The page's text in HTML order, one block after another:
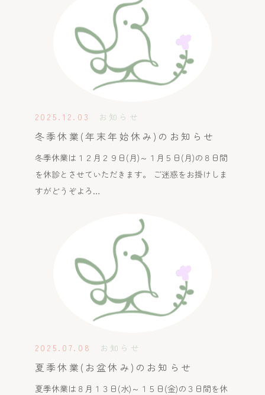
2025.12.03 お知らせ
冬季休業(年末年始休み)のお知らせ
冬季休業は１２月２９日(月)～１月５日(月)の８日間
を休診とさせていただきます。 ご迷惑をお掛けしま
すがどうぞよろ…
2025.07.08 お知らせ
夏季休業(お盆休み)のお知らせ
夏季休業は８月１３日(水)～１５日(金)の３日間を休